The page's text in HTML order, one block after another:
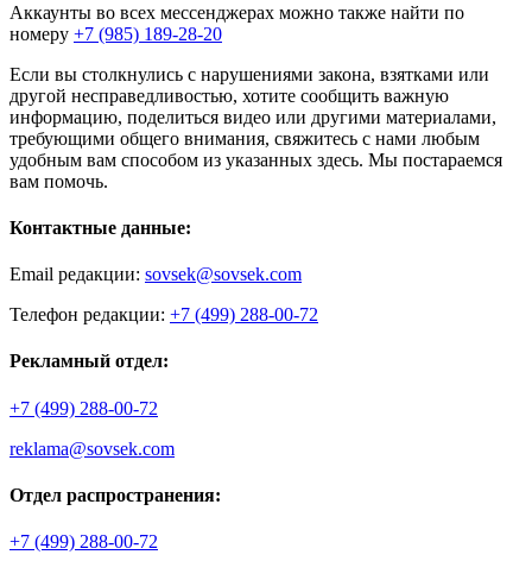
Аккаунты во всех мессенджерах можно также найти по
номеру +7 (985) 189-28-20
Если вы столкнулись с нарушениями закона, взятками или
другой несправедливостью, хотите сообщить важную
информацию, поделиться видео или другими материалами,
требующими общего внимания, свяжитесь с нами любым
удобным вам способом из указанных здесь. Мы постараемся
вам помочь.
Контактные данные:
Email редакции: sovsek@sovsek.com
Телефон редакции: +7 (499) 288-00-72
Рекламный отдел:
+7 (499) 288-00-72
reklama@sovsek.com
Отдел распространения:
+7 (499) 288-00-72